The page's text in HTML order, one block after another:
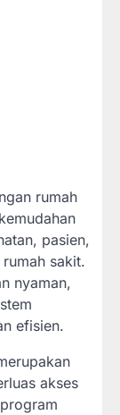
rumah
pasien,
sakit.
nyaman,
efisien.
akses